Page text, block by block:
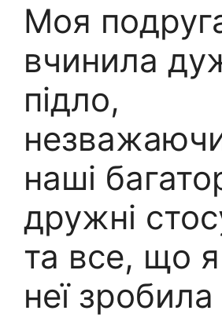
Моя
вчинила
підло,
наші
дружні
та все, що
неї зробила